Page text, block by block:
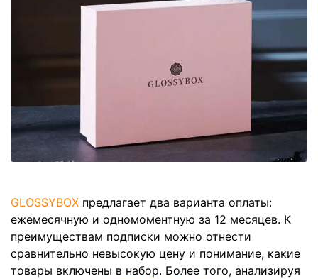
GLOSSYBOX предлагает два варианта оплаты:
ежемесячную и одномоментную за 12 месяцев. К
преимуществам подписки можно отнести
сравнительно невысокую цену и понимание, какие
товары включены в набор. Более того, анализируя